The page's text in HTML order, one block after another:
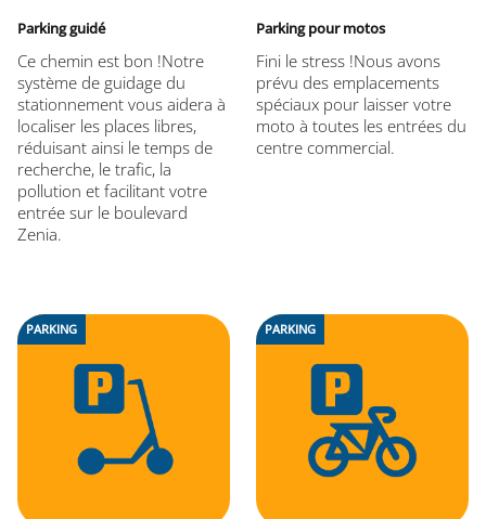
Parking guidé
Ce chemin est bon !Notre
système de guidage du
stationnement vous aidera à
localiser les places libres,
réduisant ainsi le temps de
recherche, le trafic, la
pollution et facilitant votre
entrée sur le boulevard
Zenia.
Parking pour motos
Fini le stress !Nous avons
prévu des emplacements
spéciaux pour laisser votre
moto à toutes les entrées du
centre commercial.
PARKING PARKING